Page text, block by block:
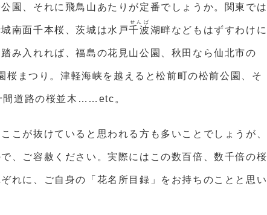
園、それに飛鳥山あたりが定番でしょうか。関東では
南面千本桜、茨城は水戸千波
せんば
湖畔などもはずすわけに
み入れれば、福島の花見山公園、秋田なら仙北市の
桜まつり。津軽海峡を越えると松前町の松前公園、そ
間道路の桜並木……etc。
こが抜けていると思われる方も多いことでしょうが、
、ご容赦ください。実際にはこの数百倍、数千倍の桜
れに、ご自身の「花名所目録」をお持ちのことと思い